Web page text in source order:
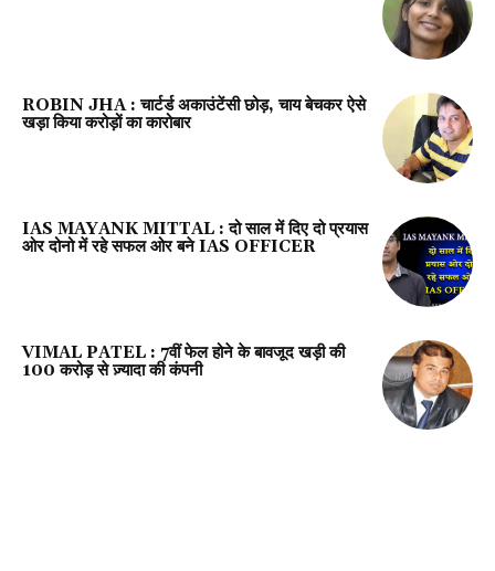
ROBIN JHA : चार्टर्ड अकाउंटेंसी छोड़, चाय बेचकर ऐसे
खड़ा किया करोड़ों का कारोबार
IAS MAYANK MITTAL : दो साल में दिए दो प्रयास
ओर दोनो में रहे सफल ओर बने IAS OFFICER
VIMAL PATEL : 7वीं फेल होने के बावजूद खड़ी की
100 करोड़ से ज़्यादा की कंपनी